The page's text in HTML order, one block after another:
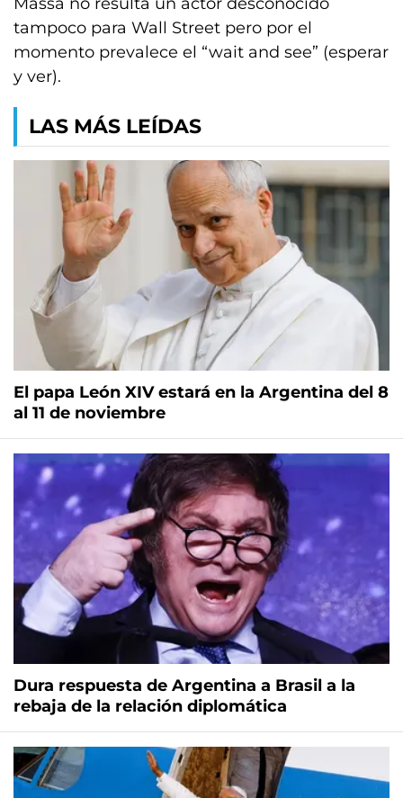
tampoco para Wall Street pero por el
momento prevalece el “wait and see” (esperar
y ver).
LAS MÁS LEÍDAS
El papa León XIV estará en la Argentina del 8
al 11 de noviembre
Dura respuesta de Argentina a Brasil a la
rebaja de la relación diplomática